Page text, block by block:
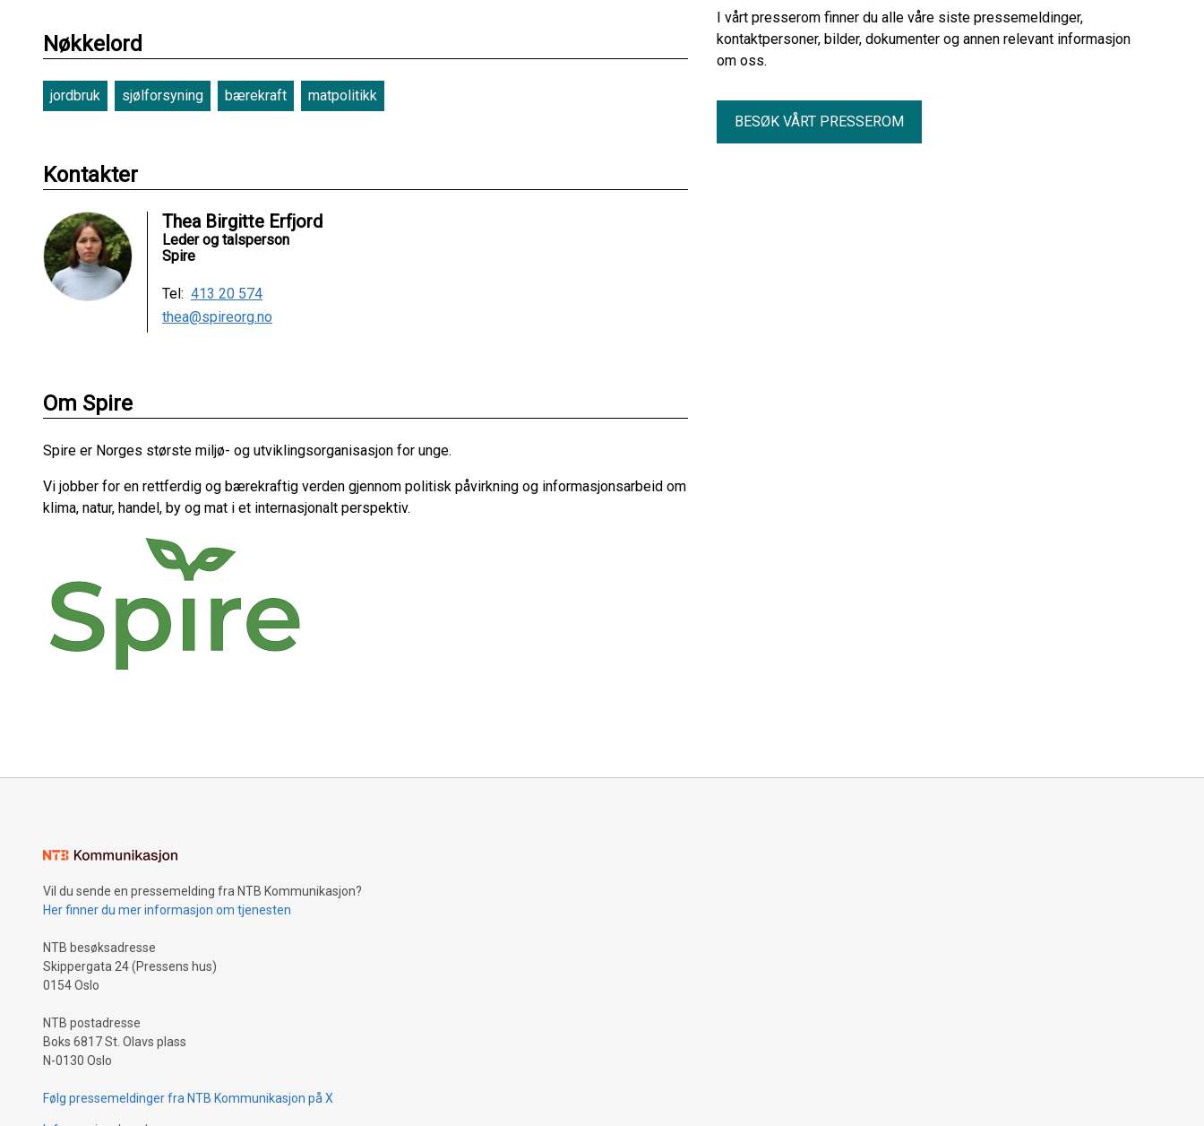
Nøkkelord
jordbruk sjølforsyning bærekraft matpolitikk
Kontakter
Thea Birgitte Erfjord
Leder og talsperson
Spire
Tel: 413 20 574
thea@spireorg.no
Om Spire
Spire er Norges største miljø- og utviklingsorganisasjon for unge.
Vi jobber for en rettferdig og bærekraftig verden gjennom politisk påvirkning og informasjonsarbeid om
klima, natur, handel, by og mat i et internasjonalt perspektiv.
klimakvoter, samtidig som framgangen
med Norges utslippskutt uteblir helt.
I vårt presserom finner du alle våre siste pressemeldinger,
kontaktpersoner, bilder, dokumenter og annen relevant informasjon
om oss.
BESØK VÅRT PRESSEROM
Vil du sende en pressemelding fra NTB Kommunikasjon?
Her finner du mer informasjon om tjenesten
NTB besøksadresse
Skippergata 24 (Pressens hus)
0154 Oslo
NTB postadresse
Boks 6817 St. Olavs plass
N-0130 Oslo
Følg pressemeldinger fra NTB Kommunikasjon på X